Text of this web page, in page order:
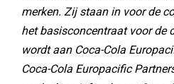
merken. Zij staan in voor de
het basisconcentraat voor de
wordt aan Coca-Cola
Coca-Cola Europacific